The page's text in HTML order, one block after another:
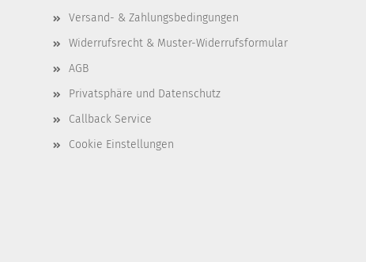
Versand- & Zahlungsbedingungen
Widerrufsrecht & Muster-Widerrufsformular
AGB
Privatsphäre und Datenschutz
Callback Service
Cookie Einstellungen